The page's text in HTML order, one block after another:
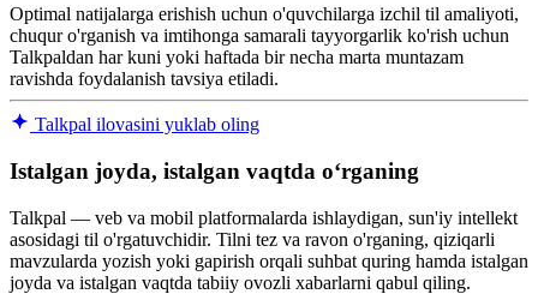
Optimal natijalarga erishish uchun o'quvchilarga izchil til amaliyoti,
chuqur o'rganish va imtihonga samarali tayyorgarlik ko'rish uchun
Talkpaldan har kuni yoki haftada bir necha marta muntazam
ravishda foydalanish tavsiya etiladi.
Talkpal ilovasini yuklab oling
Istalgan joyda, istalgan vaqtda oʻrganing
Talkpal — veb va mobil platformalarda ishlaydigan, sun'iy intellekt
asosidagi til o'rgatuvchidir. Tilni tez va ravon o'rganing, qiziqarli
mavzularda yozish yoki gapirish orqali suhbat quring hamda istalgan
joyda va istalgan vaqtda tabiiy ovozli xabarlarni qabul qiling.